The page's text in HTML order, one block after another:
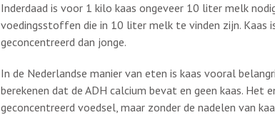
Inderdaad is voor 1 kilo kaas ongeveer 10 liter melk
voedingsstoffen die in 10 liter melk te vinden zijn. Kaas
geconcentreerd dan jonge.
In de Nederlandse manier van eten is kaas vooral
berekenen dat de ADH calcium bevat en geen kaas.
geconcentreerd voedsel, maar zonder de nadelen van